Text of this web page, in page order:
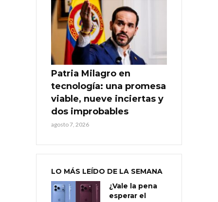
Patria Milagro en
tecnología: una promesa
viable, nueve inciertas y
dos improbables
agosto 7, 2026
LO MÁS LEÍDO DE LA SEMANA
¿Vale la pena
esperar el